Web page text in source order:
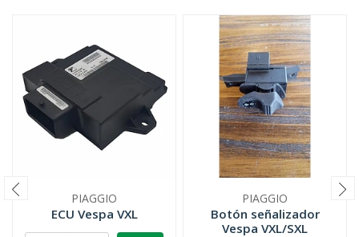
PIAGGIO
ECU Vespa VXL
PIAGGIO
Botón señalizador
Vespa VXL/SXL